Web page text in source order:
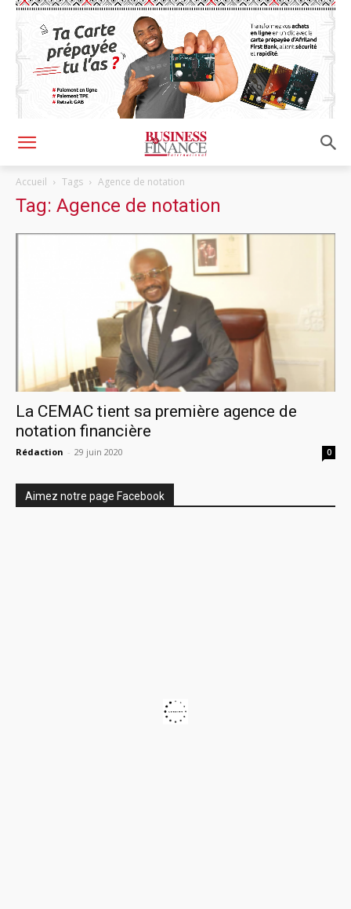
Accueil Tags Agence de notation
Tag: Agence de notation
La CEMAC tient sa première agence de
notation financière
Rédaction - 29 juin 2020 0
Aimez notre page Facebook